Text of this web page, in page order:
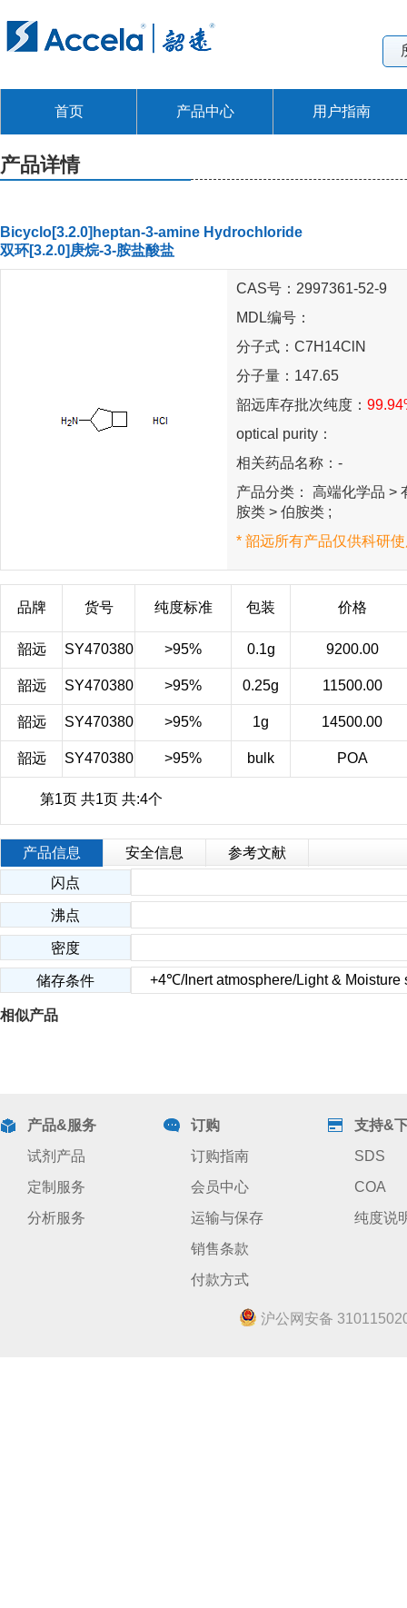
首页 产品中心 用户指南
产品详情
Bicyclo[3.2.0]heptan-3-amine Hydrochloride
双环[3.2.0]庚烷-3-胺盐酸盐
CAS号：2997361-52-9
MDL编号：
分子式：C7H14ClN
分子量：147.65
韶远库存批次纯度：
optical purity：
相关药品名称：-
产品分类： 高端化学品 >
胺类 > 伯胺类 ;
* 韶远所有产品仅供科研
品牌 货号 纯度标准 包装 价格
韶远 SY470380 >95% 0.1g 9200.00
韶远 SY470380 >95% 0.25g 11500.00
韶远 SY470380 >95% 1g 14500.00
韶远 SY470380 >95% bulk POA
第1页 共1页 共:4个
产品信息 安全信息
参考文献
闪点
沸点
密度
储存条件 +4℃/Inert atmosphere/Light & Moisture
相似产品
产品&服务
试剂产品
定制服务
分析服务
订购
订购指南
会员中心
运输与保存
销售条款
付款方式
支持&
SDS
COA
纯度说
沪公网安备